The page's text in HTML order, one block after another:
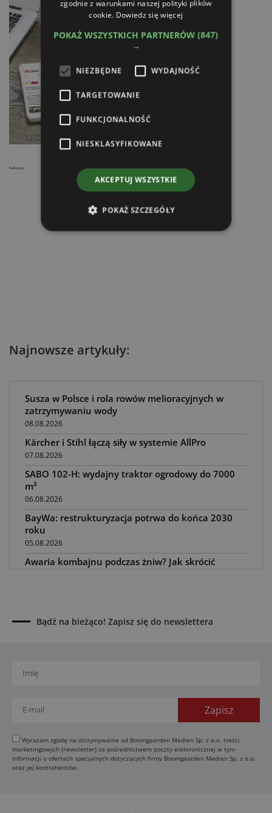
Najnowsze artykuły:
Susza w Polsce i rola rowów melioracyjnych w
zatrzymywaniu wody
08.08.2026
Kärcher i Stihl łączą siły w systemie AllPro
07.08.2026
SABO 102-H: wydajny traktor ogrodowy do 7000
m²
06.08.2026
BayWa: restrukturyzacja potrwa do końca 2030
roku
05.08.2026
Awaria kombajnu podczas żniw? Jak skrócić
Fendt, Valtra i Massey Ferguson przy sprzedaży
maszyn rolniczych
bijakowe
Rzepak hybrydowy: sposób na wyższą rentowność
Europejski przemysł maszyn rolniczych w recesji
01.08.2026
Elektryczne maszyny terenowe: 3 kluczowe trendy
Reklama
Bądź na bieżąco! Zapisz się do newslettera
Wyrażam zgodę na otrzymywanie od Boomgaarden Medien Sp. z o.o. treści
marketingowych (newsletter) za pośrednictwem poczty elektronicznej w tym
informacji o ofertach specjalnych dotyczących firmy Boomgaarden Medien Sp. z o.o.
oraz jej kontrahentów.
zgodnie z warunkami naszej polityki plików
cookie. Dowiedz się więcej
POKAŻ WSZYSTKICH PARTNERÓW(847)
→
NIEZBĘDNE WYDAJNOŚĆ
TARGETOWANIE
FUNKCJONALNOŚĆ
NIESKLASYFIKOWANE
AKCEPTUJ WSZYSTKIE
POKAŻ SZCZEGÓŁY